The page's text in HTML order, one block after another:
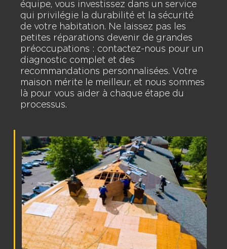
équipe, vous investissez dans un service
qui privilégie la durabilité et la sécurité
de votre habitation. Ne laissez pas les
petites réparations devenir de grandes
préoccupations : contactez-nous pour un
diagnostic complet et des
recommandations personnalisées. Votre
maison mérite le meilleur, et nous sommes
là pour vous aider à chaque étape du
processus.